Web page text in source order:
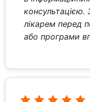
консультацією.
лікарем перед
або програми